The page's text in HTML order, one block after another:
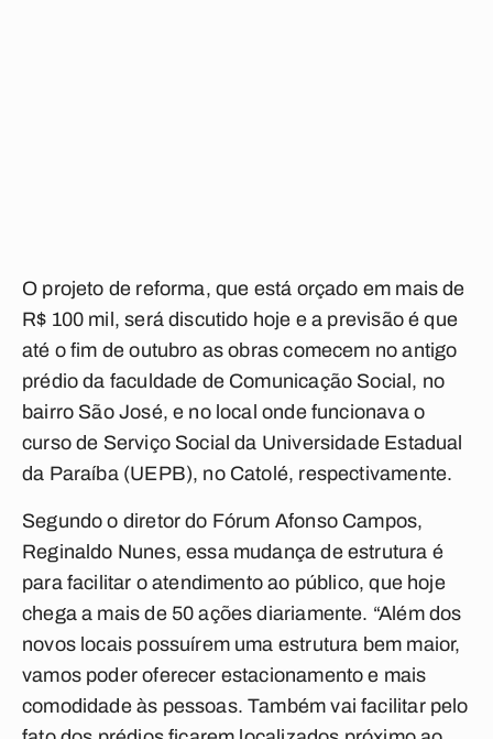
O projeto de reforma, que está orçado em mais de
R$ 100 mil, será discutido hoje e a previsão é que
até o fim de outubro as obras comecem no antigo
prédio da faculdade de Comunicação Social, no
bairro São José, e no local onde funcionava o
curso de Serviço Social da Universidade Estadual
da Paraíba (UEPB), no Catolé, respectivamente.
Segundo o diretor do Fórum Afonso Campos,
Reginaldo Nunes, essa mudança de estrutura é
para facilitar o atendimento ao público, que hoje
chega a mais de 50 ações diariamente. “Além dos
novos locais possuírem uma estrutura bem maior,
vamos poder oferecer estacionamento e mais
comodidade às pessoas. Também vai facilitar pelo